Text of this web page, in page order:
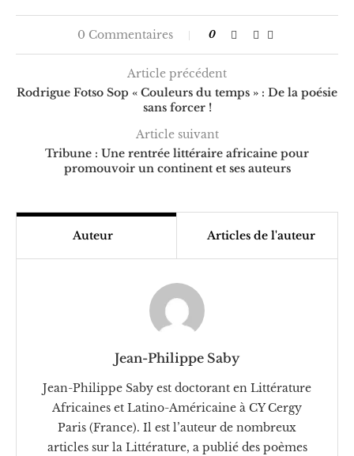
0 Commentaires 0
Article précédent
Rodrigue Fotso Sop « Couleurs du temps » : De la poésie
sans forcer !
Article suivant
Tribune : Une rentrée littéraire africaine pour
promouvoir un continent et ses auteurs
Auteur Articles de l'auteur
Jean-Philippe Saby
Jean-Philippe Saby est doctorant en Littérature
Africaines et Latino-Américaine à CY Cergy
Paris (France). Il est l’auteur de nombreux
articles sur la Littérature, a publié des poèmes